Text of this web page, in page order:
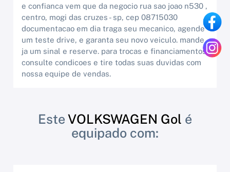
e confianca vem que da negocio rua sao joao n530 ,
centro, mogi das cruzes - sp, cep 08715030
documentacao em dia traga seu mecanico, agende
um teste drive, e garanta seu novo veiculo. mande
ja um sinal e reserve. para trocas e financiamentos
consulte condicoes e tire todas suas duvidas com
nossa equipe de vendas.
Este VOLKSWAGEN Gol é
equipado com: